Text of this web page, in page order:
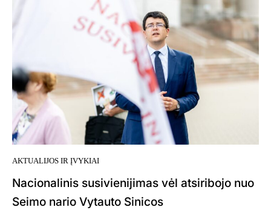
AKTUALIJOS IR ĮVYKIAI
Nacionalinis susivienijimas vėl atsiribojo nuo
Seimo nario Vytauto Sinicos